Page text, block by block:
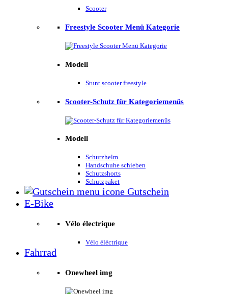
Scooter
Freestyle Scooter Menü Kategorie
Modell
Stunt scooter freestyle
Scooter-Schutz für Kategoriemenüs
Modell
Schutzhelm
Handschuhe schieben
Schutzshorts
Schutzpaket
Gutschein
E-Bike
Vélo électrique
Vélo éléctrique
Fahrrad
Onewheel img